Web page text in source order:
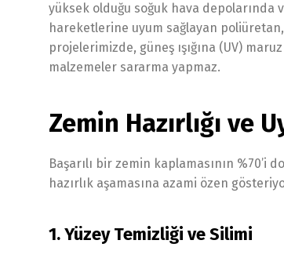
yüksek olduğu soğuk hava
hareketlerine uyum sağlayan
projelerimizde, güneş ışığına (UV)
malzemeler sararma yapmaz.
Zemin Hazırlığı ve
Başarılı bir zemin kaplamasının %70’i
hazırlık aşamasına azami özen
1. Yüzey Temizliği ve Silimi